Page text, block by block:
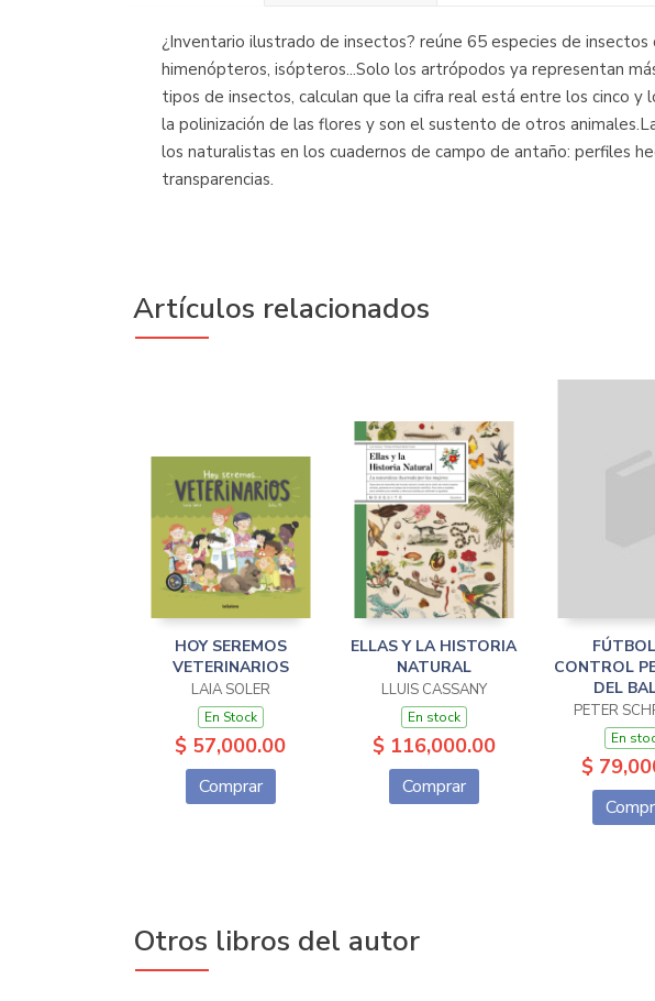
¿Inventario ilustrado de insectos? reúne 65 especies de
himenópteros, isópteros...Solo los artrópodos ya representan
tipos de insectos, calculan que la cifra real está entre los cinco
la polinización de las flores y son el sustento de otros
los naturalistas en los cuadernos de campo de antaño: perfiles
transparencias.
Artículos relacionados
HOY SEREMOS
VETERINARIOS
LAIA SOLER
En Stock
$ 57,000.00
Comprar
ELLAS Y LA HISTORIA
NATURAL
LLUIS CASSANY
En stock
$ 116,000.00
Comprar
CONTROL
DEL
PETER
En
$
Otros libros del autor